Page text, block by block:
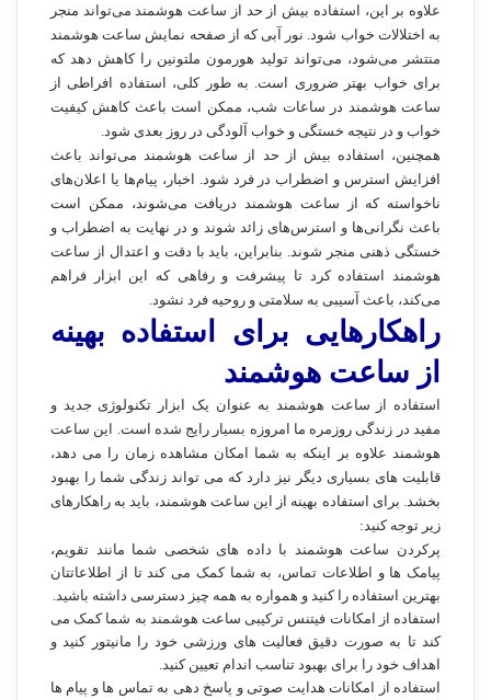
علاوه بر این، استفاده بیش از حد از ساعت هوشمند می‌تواند منجر
به اختلالات خواب شود. نور آبی که از صفحه نمایش ساعت هوشمند
منتشر می‌شود، می‌تواند تولید هورمون ملتونین را کاهش دهد که
برای خواب بهتر ضروری است. به طور کلی، استفاده افراطی از
ساعت هوشمند در ساعات شب، ممکن است باعث کاهش کیفیت
خواب و در نتیجه خستگی و خواب آلودگی در روز بعدی شود.
همچنین، استفاده بیش از حد از ساعت هوشمند می‌تواند باعث
افزایش استرس و اضطراب در فرد شود. اخبار، پیام‌ها یا اعلان‌های
ناخواسته که از ساعت هوشمند دریافت می‌شوند، ممکن است
باعث نگرانی‌ها و استرس‌های زائد شوند و در نهایت به اضطراب و
خستگی ذهنی منجر شوند. بنابراین، باید با دقت و اعتدال از ساعت
هوشمند استفاده کرد تا پیشرفت و رفاهی که این ابزار فراهم
می‌کند، باعث آسیبی به سلامتی و روحیه فرد نشود.
راهکارهایی برای استفاده بهینه
از ساعت هوشمند
استفاده از ساعت هوشمند به عنوان یک ابزار تکنولوژی جدید و
مفید در زندگی روزمره ما امروزه بسیار رایج شده است. این ساعت
هوشمند علاوه بر اینکه به شما امکان مشاهده زمان را می دهد،
قابلیت های بسیاری دیگر نیز دارد که می تواند زندگی شما را بهبود
بخشد. برای استفاده بهینه از این ساعت هوشمند، باید به راهکارهای
زیر توجه کنید:
پرکردن ساعت هوشمند با داده های شخصی شما مانند تقویم،
پیامک ها و اطلاعات تماس، به شما کمک می کند تا از اطلاعاتتان
بهترین استفاده را کنید و همواره به همه چیز دسترسی داشته باشید.
استفاده از امکانات فیتنس ترکیبی ساعت هوشمند به شما کمک می
کند تا به صورت دقیق فعالیت های ورزشی خود را مانیتور کنید و
اهداف خود را برای بهبود تناسب اندام تعیین کنید.
استفاده از امکانات هدایت صوتی و پاسخ دهی به تماس ها و پیام ها